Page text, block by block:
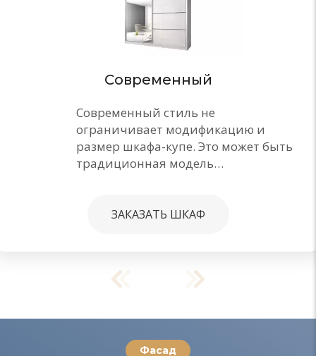
Современный
Современный стиль не
ограничивает модификацию и
размер шкафа-купе. Это может быть
традиционная модель…
ЗАКАЗАТЬ ШКАФ
Фасад